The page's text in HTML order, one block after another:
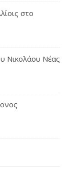
στο
Νικολάου Νέας